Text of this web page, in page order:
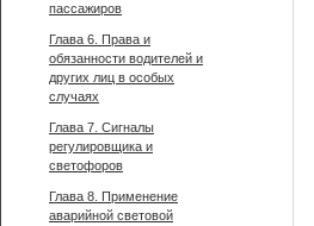
пассажиров
Глава 6. Права и
обязанности водителей и
других лиц в особых
случаях
Глава 7. Сигналы
регулировщика и
светофоров
Глава 8. Применение
аварийной световой